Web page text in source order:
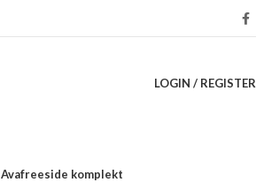
LOGIN / REGISTER
Avafreeside komplekt